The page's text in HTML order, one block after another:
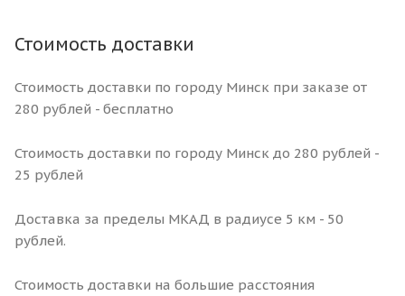
Стоимость доставки
Стоимость доставки по городу Минск при заказе от
280 рублей - бесплатно
Стоимость доставки по городу Минск до 280 рублей -
25 рублей
Доставка за пределы МКАД в радиусе 5 км - 50
рублей.
Стоимость доставки на большие расстояния